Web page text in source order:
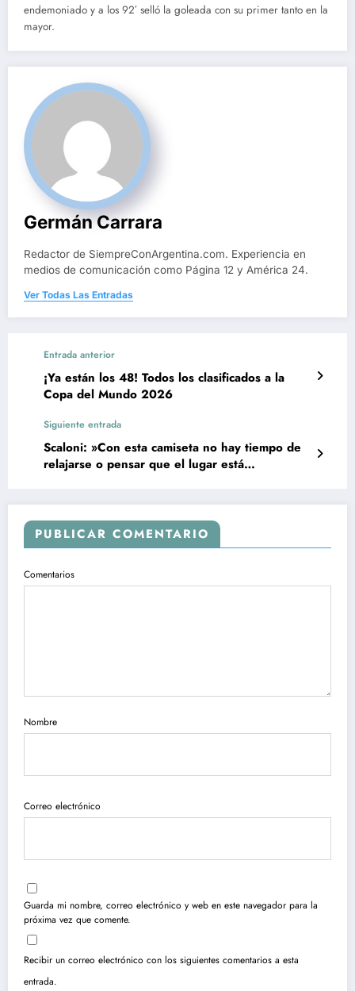
endemoniado y a los 92′ selló la goleada con su primer tanto en la
mayor.
Germán Carrara
Redactor de SiempreConArgentina.com. Experiencia en
medios de comunicación como Página 12 y América 24.
Ver Todas Las Entradas
Entrada anterior
¡Ya están los 48! Todos los clasificados a la
Copa del Mundo 2026
Siguiente entrada
Scaloni: »Con esta camiseta no hay tiempo de
relajarse o pensar que el lugar está
PUBLICAR COMENTARIO
Comentarios
Nombre
Correo electrónico
Guarda mi nombre, correo electrónico y web en este navegador para la
próxima vez que comente.
Recibir un correo electrónico con los siguientes comentarios a esta
entrada.